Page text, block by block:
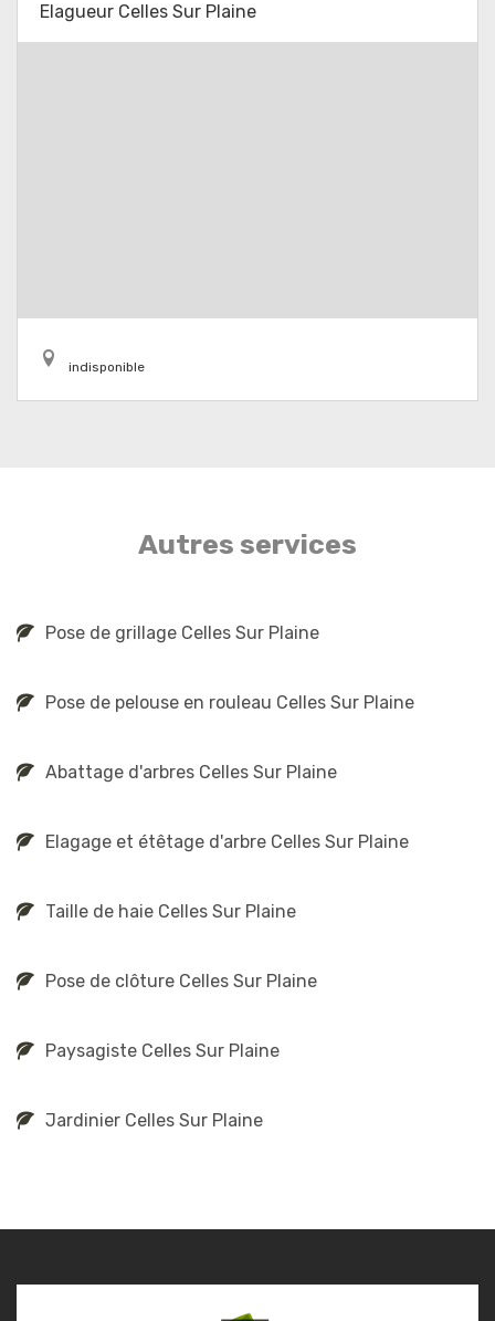
Elagueur Celles Sur Plaine
indisponible
Autres services
Pose de grillage Celles Sur Plaine
Pose de pelouse en rouleau Celles Sur Plaine
Abattage d'arbres Celles Sur Plaine
Elagage et étêtage d'arbre Celles Sur Plaine
Taille de haie Celles Sur Plaine
Pose de clôture Celles Sur Plaine
Paysagiste Celles Sur Plaine
Jardinier Celles Sur Plaine